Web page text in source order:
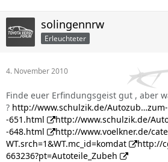
besser zu fixieren, da der beigefügte
Teppichklebeband) zu schwach an den
Und man könnte es noch besser
Ich kann aber nur jedem
ist eine echte Wohltat für den
solingennrw
Erleuchteter
4. November 2010
Finde euer Erfindungsgeist gut , aber
? http://www.schulzik.de/
-651.html
http://www.schulzik.de/
-648.html
http://www.voelkner.de/
WT.srch=1&WT.mc_id=komdat
http://
663236?pt=Autoteile_Zubeh